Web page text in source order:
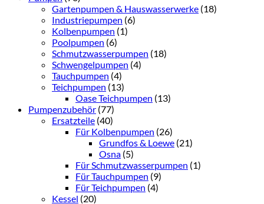
Gartenpumpen & Hauswasserwerke (18)
Industriepumpen (6)
Kolbenpumpen (1)
Poolpumpen (6)
Schmutzwasserpumpen (18)
Schwengelpumpen (4)
Tauchpumpen (4)
Teichpumpen (13)
Oase Teichpumpen (13)
Pumpenzubehör (77)
Ersatzteile (40)
Für Kolbenpumpen (26)
Grundfos & Loewe (21)
Osna (5)
Für Schmutzwasserpumpen (1)
Für Tauchpumpen (9)
Für Teichpumpen (4)
Kessel (20)